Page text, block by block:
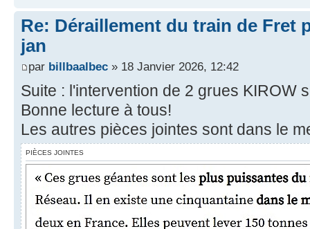
Re: Déraillement du train de Fret
jan
par billbaalbec » 18 Janvier 2026, 12:42
Suite : l'intervention de 2 grues KIROW
Bonne lecture à tous!
Les autres pièces jointes sont dans le
PIÈCES JOINTES